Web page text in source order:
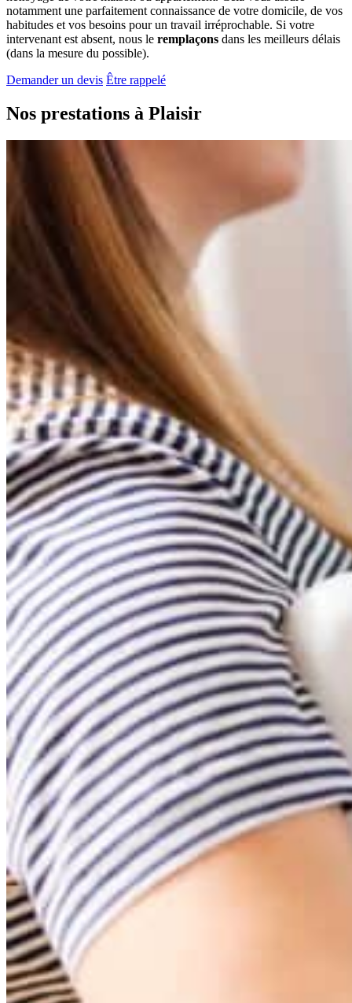
notamment une parfaitement connaissance de votre domicile, de vos
habitudes et vos besoins pour un travail irréprochable. Si votre
intervenant est absent, nous le remplaçons dans les meilleurs délais
(dans la mesure du possible).
Demander un devis Être rappelé
Nos prestations à Plaisir